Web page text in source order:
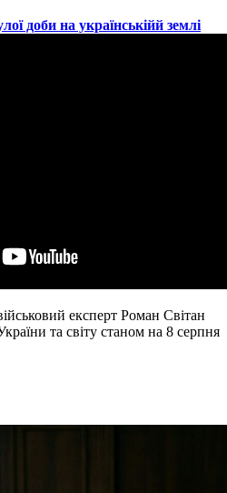
доби на українськійй землі
експерт Роман Світан
та світу станом на 8 серпня